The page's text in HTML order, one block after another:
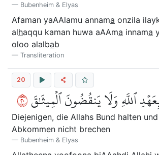
Bubenheim & Elyas
Afaman yaAAlamu annama onzila
alhaqqu kaman huwa aAAma innama
oloo alalbab
Transliteration
20
ٱللَّهِ وَلَا يَنقُضُونَ ٱلۡمِيثَٰقَ٠٢
Diejenigen, die Allahs Bund halten
Abkommen nicht brechen
Bubenheim & Elyas